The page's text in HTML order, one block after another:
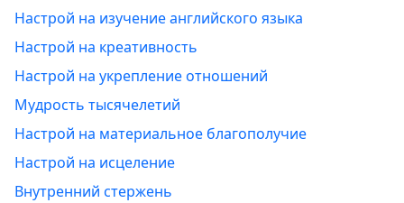
Настрой на изучение английского языка
Настрой на креативность
Настрой на укрепление отношений
Мудрость тысячелетий
Настрой на материальное благополучие
Настрой на исцеление
Внутренний стержень